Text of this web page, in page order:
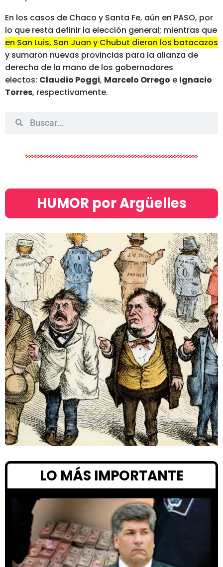
En los casos de Chaco y Santa Fe, aún en PASO, por
lo que resta definir la elección general; mientras que
en San Luis, San Juan y Chubut dieron los batacazos
y sumaron nuevas provincias para la alianza de
derecha de la mano de los gobernadores
electos: Claudio Poggi, Marcelo Orrego e Ignacio
Torres, respectivamente.
HUMOR por Argüelles​
LO MÁS IMPORTANTE